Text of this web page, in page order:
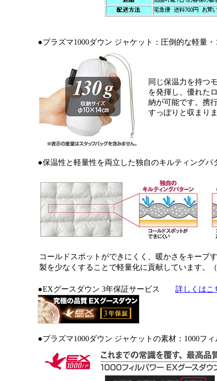
●プラズマ1000ダウン ジャケット：圧倒的な軽量
同じ保温力を持つ
を発揮し、優れた
納が可能です。携
すっぽりと収まり
●保温性と軽量性を両立した独自のキルティングパ
コールドスポットができにくく、暖かさをキープ
製を少なくすることで軽量化に貢献しています。
●EXグースダウン 3年保証サービス 詳しくはこ
●プラズマ1000ダウン ジャケットの素材：1000フ